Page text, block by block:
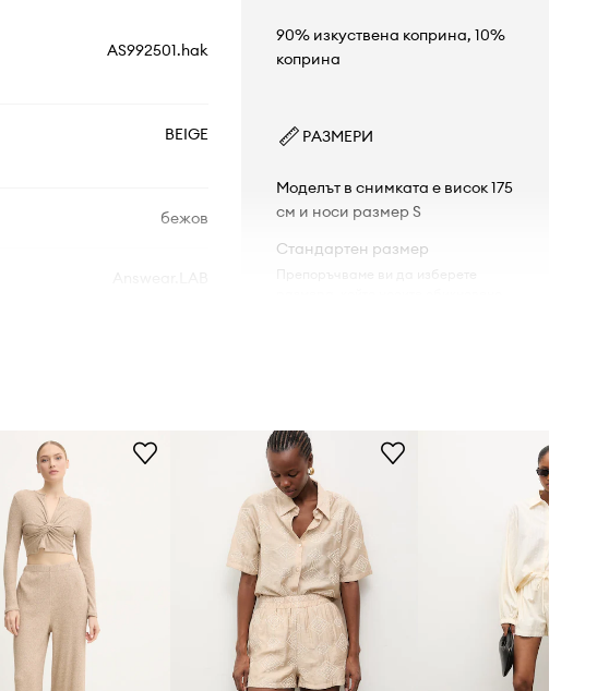
AS992501.hak
BEIGE
бежов
90% изкуствена коприна, 10%
коприна
РАЗМЕРИ
Моделът в снимката е висок 175
см и носи размер S
Стандартен размер
Препоръчваме ви да изберете